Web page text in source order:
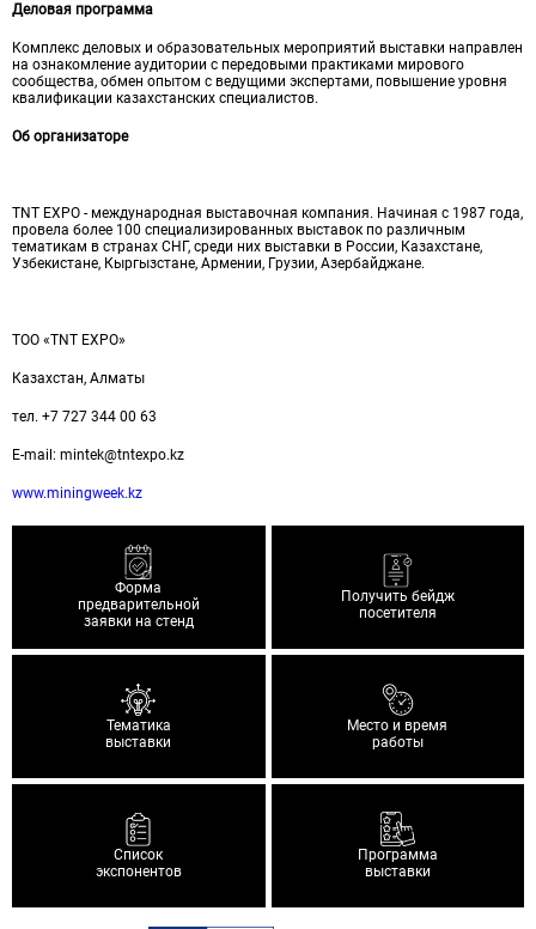
Деловая программа
Комплекс деловых и образовательных мероприятий выставки направлен
на ознакомление аудитории с передовыми практиками мирового
сообщества, обмен опытом с ведущими экспертами, повышение уровня
квалификации казахстанских специалистов.
Об организаторе
TNT EXPO - международная выставочная компания. Начиная с 1987 года,
провела более 100 специализированных выставок по различным
тематикам в странах СНГ, среди них выставки в России, Казахстане,
Узбекистане, Кыргызстане, Армении, Грузии, Азербайджане.
ТОО «TNT EXPO»
Казахстан, Алматы
тел. +7 727 344 00 63
E-mail: mintek@tntexpo.kz
www.miningweek.kz
Форма
предварительной
заявки на стенд
Получить бейдж
посетителя
Тематика
выставки
Место и время
работы
Список
экспонентов
Программа
выставки